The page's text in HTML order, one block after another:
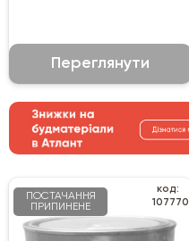
Переглянути
ПОСТАЧАННЯ
ПРИПИНЕНЕ
код:
107770